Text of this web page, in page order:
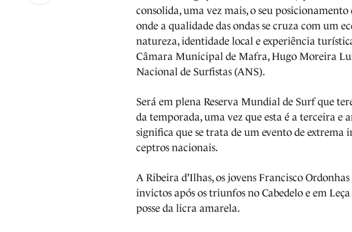
consolida, uma vez mais, o seu
onde a qualidade das ondas se cruza com um
natureza, identidade local e experiência
Câmara Municipal de Mafra, Hugo Moreira
Nacional de Surfistas (ANS).
Será em plena Reserva Mundial de Surf que
da temporada, uma vez que esta é a terceira e
significa que se trata de um evento de
ceptros nacionais.
A Ribeira d'Ilhas, os jovens Francisco
invictos após os triunfos no Cabedelo e em
posse da licra amarela.